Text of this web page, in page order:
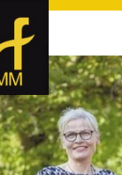
– dasfür Hof